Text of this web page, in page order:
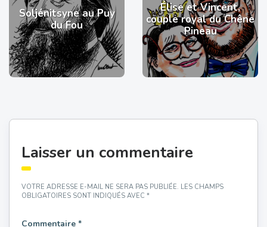
Soljénitsyne au Puy
du Fou
Élise et Vincent,
couple royal du Chêne
Pineau
Laisser un commentaire
VOTRE ADRESSE E-MAIL NE SERA PAS PUBLIÉE. LES CHAMPS
OBLIGATOIRES SONT INDIQUÉS AVEC *
Commentaire *